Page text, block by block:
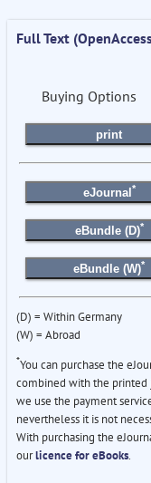
Full Text
Buying Options
print
eJournal*
eBundle (D)*
eBundle (W)*
(D) = Within Germany
(W) = Abroad
*You can purchase the
combined with the printed
we use the payment
nevertheless it is not
With purchasing the
ourlicence for eBooks.